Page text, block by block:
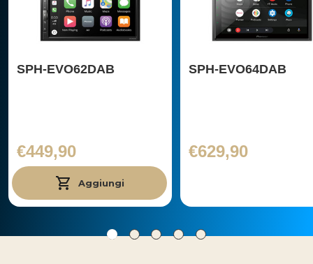
SPH-EVO62DAB
€449,90
Aggiungi
SPH-EVO64DAB
€629,90